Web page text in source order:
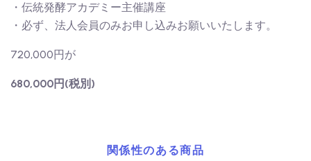
・伝統発酵アカデミー主催講座
・必ず、法人会員のみお申し込みお願いいたします。
720,000円が
680,000円(税別)
関係性のある商品